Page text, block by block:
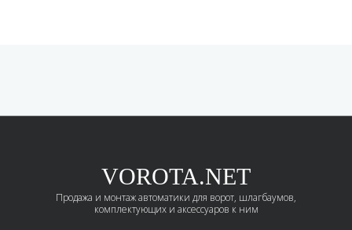
VOROTA.NET
Продажа и монтаж автоматики для ворот, шлагбаумов,
комплектующих и аксессуаров к ним